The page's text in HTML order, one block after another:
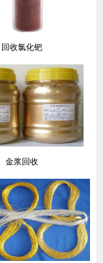
回收氯化钯
金浆回收